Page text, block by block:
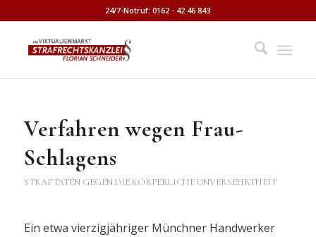
24/7-Notruf: 0162 - 42 46 843
Verfahren wegen Frau-
Schlagens
STRAFTATEN GEGEN DIE KÖRPERLICHE UNVERSEHRTHEIT
Ein etwa vierzigjähriger Münchner Handwerker